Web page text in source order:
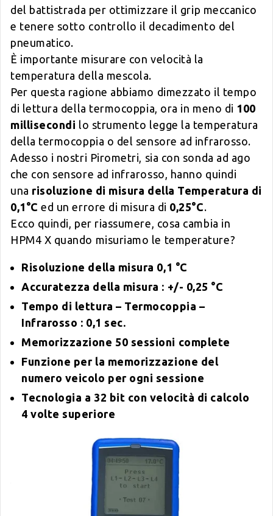
del battistrada per ottimizzare il grip meccanico
e tenere sotto controllo il decadimento del
pneumatico.
È importante misurare con velocità la
temperatura della mescola.
Per questa ragione abbiamo dimezzato il tempo
di lettura della termocoppia, ora in meno di 100
millisecondi lo strumento legge la temperatura
della termocoppia o del sensore ad infrarosso.
Adesso i nostri Pirometri, sia con sonda ad ago
che con sensore ad infrarosso, hanno quindi
una risoluzione di misura della Temperatura di
0,1°C ed un errore di misura di 0,25°C.
Ecco quindi, per riassumere, cosa cambia in
HPM4 X quando misuriamo le temperature?
Risoluzione della misura 0,1 °C
Accuratezza della misura : +/- 0,25 °C
Tempo di lettura – Termocoppia –
Infrarosso : 0,1 sec.
Memorizzazione 50 sessioni complete
Funzione per la memorizzazione del
numero veicolo per ogni sessione
Tecnologia a 32 bit con velocità di calcolo
4 volte superiore